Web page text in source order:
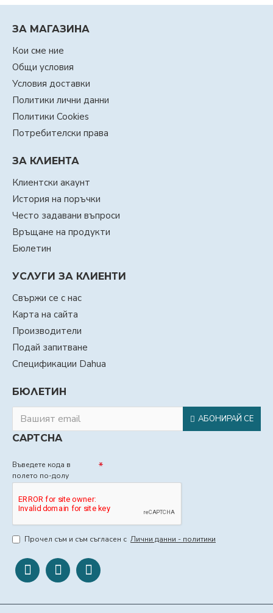
ЗА МАГАЗИНА
Кои сме ние
Общи условия
Условия доставки
Политики лични данни
Политики Cookies
Потребителски права
ЗА КЛИЕНТА
Клиентски акаунт
История на поръчки
Често задавани въпроси
Връщане на продукти
Бюлетин
УСЛУГИ ЗА КЛИЕНТИ
Свържи се с нас
Карта на сайта
Производители
Подай запитване
Спецификации Dahua
БЮЛЕТИН
АБОНИРАЙ СЕ
CAPTCHA
Въведете кода в
полето по-долу
Прочел съм и съм съгласен с Лични данни - политики